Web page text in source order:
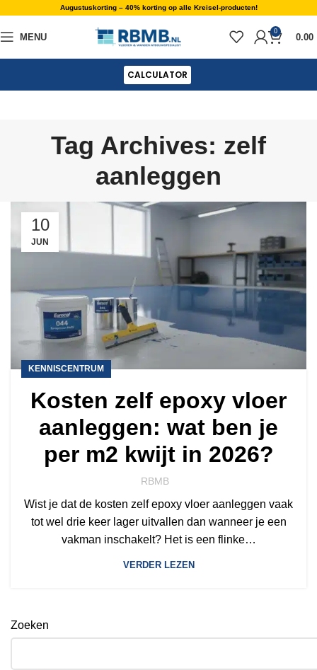
Augustuskorting – 40% korting op alle Kreisel-producten!
MENU
0
0.00
CALCULATOR
Tag Archives: zelf
aanleggen
10
JUN
KENNISCENTRUM
Kosten zelf epoxy vloer
aanleggen: wat ben je
per m2 kwijt in 2026?
RBMB
Wist je dat de kosten zelf epoxy vloer aanleggen vaak
tot wel drie keer lager uitvallen dan wanneer je een
vakman inschakelt? Het is een flinke…
VERDER LEZEN
Zoeken